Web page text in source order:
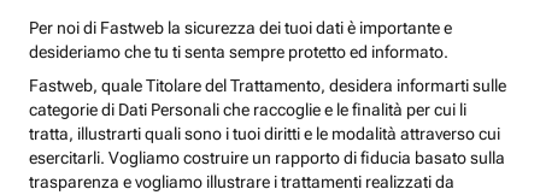
Per noi di Fastweb la sicurezza dei tuoi dati è importante e
desideriamo che tu ti senta sempre protetto ed informato.
Fastweb, quale Titolare del Trattamento, desidera informarti sulle
categorie di Dati Personali che raccoglie e le finalità per cui li
tratta, illustrarti quali sono i tuoi diritti e le modalità attraverso cui
esercitarli. Vogliamo costruire un rapporto di fiducia basato sulla
trasparenza e vogliamo illustrare i trattamenti realizzati da